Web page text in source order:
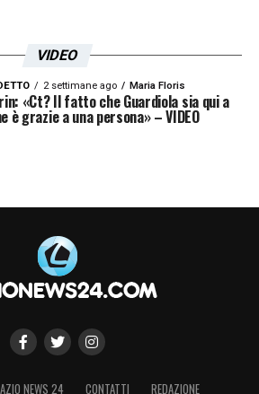
VIDEO
2 settimane ago Maria Floris
«Ct? Il fatto che Guardiola sia qui a
è grazie a una persona» – VIDEO
NEWS 24 CONTATTI REDAZIONE